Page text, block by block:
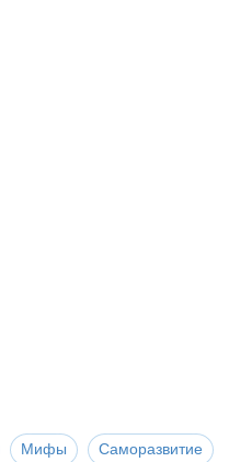
Мифы Саморазвитие